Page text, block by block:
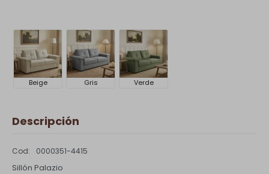
Beige Gris Verde
Descripción
0000351-4415
Sillón Palazio